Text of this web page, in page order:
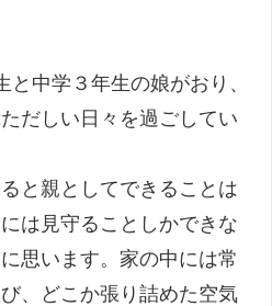
中学３年生の娘がおり、
だしい日々を過ごしてい
と親としてできることは
は見守ることしかできな
思います。家の中には常
、どこか張り詰めた空気